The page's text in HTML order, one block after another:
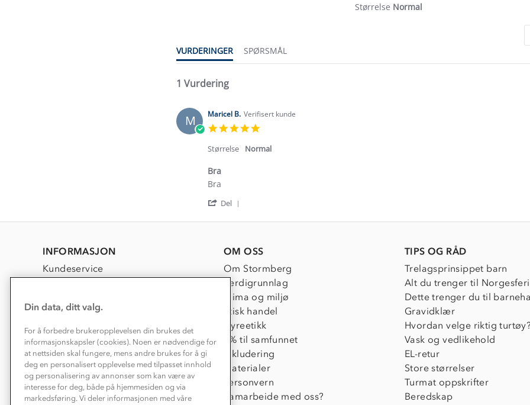
Størrelse Normal
VURDERINGER SPØRSMÅL
1 Vurdering
M Maricel B. Verifisert kunde
rating
Størrelse Normal
Bra
Review
Maricel
on
2025
review
Bra
Bra
Del
Review
B.
on
25
Feb
INFORMASJON
Kundeservice
Kundeklubb
Våre butikker
Bedrift, barnehage og SFO
Presse
OM OSS
Om Stormberg
Verdigrunnlag
Klima og miljø
Etisk handel
Dyreetikk
1% til samfunnet
Inkludering
Materialer
Personvern
Samarbeide med oss?
TIPS OG RÅD
Trelagsprinsippet barn
Alt du trenger til
Dette trenger du til
Gravidklær
Hvordan velge riktig
Vask og vedlikehold
EL-retur
Store størrelser
Turmat oppskrifter
Beredskap
Din data, ditt valg.
For å forbedre brukeropplevelsen din brukes det
informasjonskapsler (cookies). Noen er nødvendige for
at nettsiden skal fungere, mens andre brukes for å gi
deg en personalisert opplevelse med tilpasset innhold
og personalisering av annonser som kan være av
interesse for deg, både på hjemmesiden og via
markedsføring. Vi deler informasjonen med våre